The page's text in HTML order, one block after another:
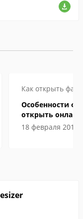
Как открыть файл
Особенности
открыть
компьютере
18 февраля 2019